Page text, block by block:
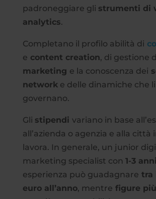
padroneggiare gli strumenti di
analytics.
Completano il profilo abilità di
e content creation, di gestione
marketing e la conoscenza dei
network e delle dinamiche che li
governano.
Gli stipendi variano in base
all’azienda o agenzia e alla città
lavora. In generale, un junior
marketing specialist con 1-3 anni
esperienza può guadagnare tra
euro all’anno, mentre figure